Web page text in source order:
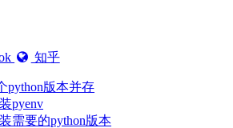
知乎
python版本并存
pyenv
需要的python版本